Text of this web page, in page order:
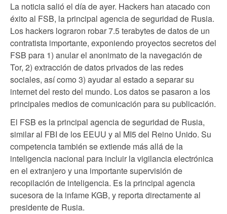
La noticia salió el día de ayer. Hackers han atacado con
éxito al FSB, la principal agencia de seguridad de Rusia.
Los hackers lograron robar 7.5 terabytes de datos de un
contratista importante, exponiendo proyectos secretos del
FSB para 1) anular el anonimato de la navegación de
Tor, 2) extracción de datos privados de las redes
sociales, así como 3) ayudar al estado a separar su
internet del resto del mundo. Los datos se pasaron a los
principales medios de comunicación para su publicación.
El FSB es la principal agencia de seguridad de Rusia,
similar al FBI de los EEUU y al MI5 del Reino Unido. Su
competencia también se extiende más allá de la
inteligencia nacional para incluir la vigilancia electrónica
en el extranjero y una importante supervisión de
recopilación de inteligencia. Es la principal agencia
sucesora de la infame KGB, y reporta directamente al
presidente de Rusia.